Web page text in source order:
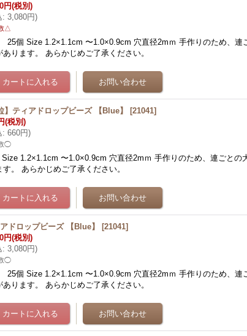
円(税別)
: 3,080円)
△
25個 Size 1.2×1.1cm 〜1.0×0.9cm 穴直径2mｍ 手作りのため、連
あります。 あらかじめご了承ください。
】ティアドロップビーズ 【Blue】 [21041]
(税別)
: 660円)
◯
Size 1.2×1.1cm 〜1.0×0.9cm 穴直径2mｍ 手作りのため、連ごとの
す。 あらかじめご了承ください。
ドロップビーズ 【Blue】 [21041]
円(税別)
: 3,080円)
◯
25個 Size 1.2×1.1cm 〜1.0×0.9cm 穴直径2mｍ 手作りのため、連
あります。 あらかじめご了承ください。